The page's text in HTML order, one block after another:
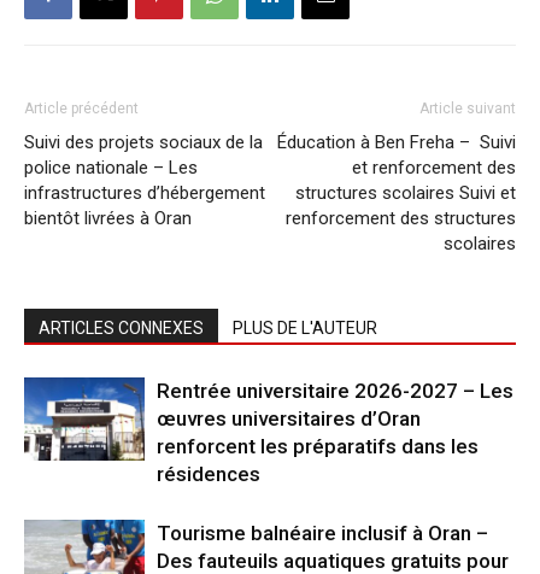
Article précédent
Suivi des projets sociaux de la
police nationale – Les
infrastructures d’hébergement
bientôt livrées à Oran
Article suivant
Éducation à Ben Freha – Suivi
et renforcement des
structures scolaires Suivi et
renforcement des structures
scolaires
ARTICLES CONNEXES PLUS DE L'AUTEUR
Rentrée universitaire 2026-2027 – Les
œuvres universitaires d’Oran
renforcent les préparatifs dans les
résidences
Tourisme balnéaire inclusif à Oran –
Des fauteuils aquatiques gratuits pour